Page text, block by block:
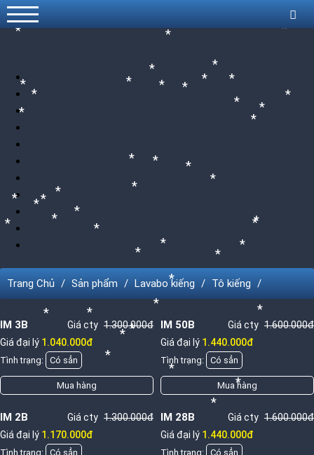
*
*
*
*
*
*
*
*
*
*
*
*
*
*
*
*
*
*
*
*
*
*
*
*
*
*
*
*
*
*
*
*
*
*
*
*
*
*
*
* *
*
*
* *
*
*
*
*
*
Trang Chủ Sản phẩm Lavabo kiếng Tô kiếng
IM 3B Giá cty 1.300.000đ
Giá đại lý 1.040.000đ
Tình trạng: Có sẳn
Mua hàng
IM 50B Giá cty 1.600.000đ
Giá đại lý 1.440.000đ
Tình trạng: Có sẳn
Mua hàng
IM 2B Giá cty 1.300.000đ
Giá đại lý 1.170.000đ
Tình trạng: Có sẳn
IM 28B Giá cty 1.600.000đ
Giá đại lý 1.440.000đ
Tình trạng: Có sẳn